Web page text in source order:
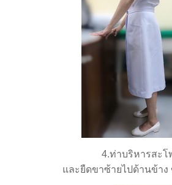
4.ท่าบริหารสะโพกด้า
และยืดขาซ้ายไปด้านข้าง